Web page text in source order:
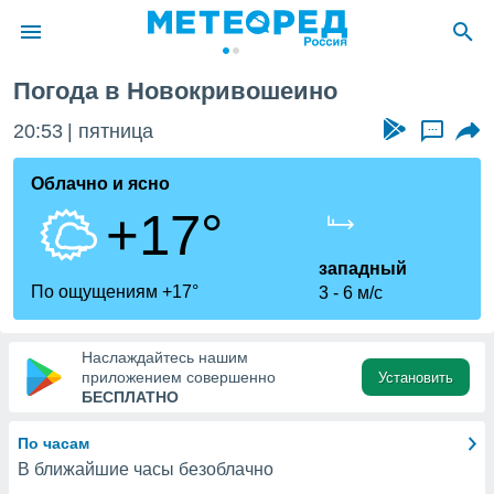
о
Вы можете
к этому
доступ
Погода в Новокривошеино
20:53 пятница ...
Облачно и ясно
+17°
По ощущениям +17°
западный
3
6 м/с
Наслаждайтесь нашим
приложением совершенно
БЕСПЛАТНО
Установить
По часам
В ближайшие часы безоблачно